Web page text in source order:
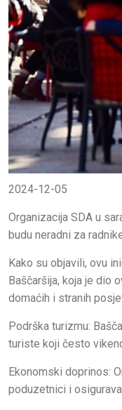
2024-12-05
Organizacija SDA u
budu neradni za
Kako su objavili, ovu
Baščaršija, koja je dio
domaćih i stranih
Podrška turizmu:
turiste koji često
Ekonomski doprinos:
poduzetnici i